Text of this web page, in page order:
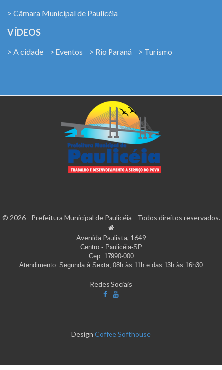
> Câmara Municipal de Paulicéia
VÍDEOS
> A cidade > Eventos > Rio Paraná > Turismo
© 2026 - Prefeitura Municipal de Paulicéia - Todos direitos reservados.
Avenida Paulista, 1649
Centro - Paulicéia-SP
Cep: 17990-000
Atendimento: Segunda à Sexta, 08h às 11h e das 13h às 16h30
Redes Sociais
Design Coffee Softhouse